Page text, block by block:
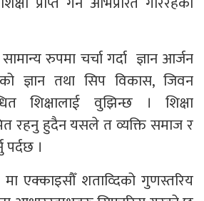
रुपमा चर्चा गर्दा ज्ञान आर्जन
ज्ञान तथा सिप विकास, जिवन
शिक्षालाई वुझिन्छ । शिक्षा
रहनु हुदैन यसले त व्यक्ति समाज र
पर्दछ ।
एक्काइसौँ शताव्दिको गुणस्तरिय